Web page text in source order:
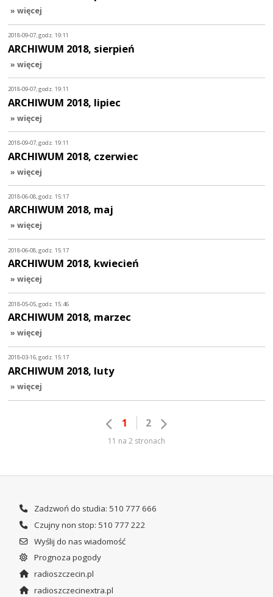
» więcej
2018-09-07, godz. 19:11
ARCHIWUM 2018, sierpień
» więcej
2018-09-07, godz. 19:11
ARCHIWUM 2018, lipiec
» więcej
2018-09-07, godz. 19:11
ARCHIWUM 2018, czerwiec
» więcej
2018-06-08, godz. 15:17
ARCHIWUM 2018, maj
» więcej
2018-06-08, godz. 15:17
ARCHIWUM 2018, kwiecień
» więcej
2018-05-05, godz. 15:46
ARCHIWUM 2018, marzec
» więcej
2018-03-16, godz. 15:17
ARCHIWUM 2018, luty
» więcej
1 2
11 na 2 stronach
Zadzwoń do studia: 510 777 666
Czujny non stop: 510 777 222
Wyślij do nas wiadomość
Prognoza pogody
radioszczecin.pl
radioszczecinextra.pl